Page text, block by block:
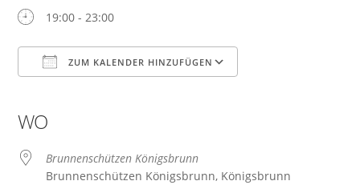
19:00 - 23:00
ZUM KALENDER HINZUFÜGEN
WO
Brunnenschützen Königsbrunn
Brunnenschützen Königsbrunn, Königsbrunn